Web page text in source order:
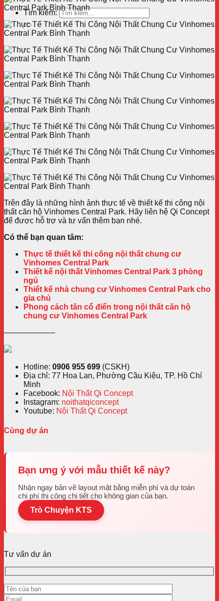
Tìm kiếm:
Trên đây là những hình ảnh thực tế về thiết kế thi công nội
thất căn hộ Vinhomes Central Park. Hãy liên hệ Qi Concept
để được hỗ trợ và tư vấn thêm bạn nhé.
Có thể bạn quan tâm:
Thực tế thiết kế thi công nội thất chung cư
Vinhomes Central Park
Thiết kế nội thất Vinhomes Central Park 3 phòng
ngủ
Thiết kế nhà chung cư Vinhomes Central Park cho
gia chủ
Phong cách tân cổ điển trong nội thất căn hộ
chung cư Vinhomes Central Park
——————–
Hotline: 0906 955 699 (CSKH)
Địa chỉ: 77 Hoa Lan, Phường Cầu Kiệu, TP. Hồ Chí
Minh
Facebook: Nội Thất Qi Concept
Instagram: noithatqiconcept
Youtube: Nội Thất Qi Concept
Cùng dự án
Bạn ưng ý với mẫu thiết kế này?
Nhận ngay bản vẽ layout mặt bằng miễn phí và dự toán
chi phí thi công chi tiết cho không gian của bạn.
Trò Chuyện KTS
Tư vấn dự án